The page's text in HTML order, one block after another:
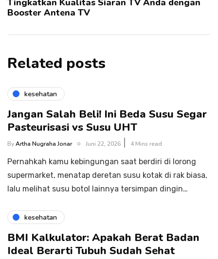
Tingkatkan Kualitas Siaran TV Anda dengan
Booster Antena TV
Related posts
kesehatan
Jangan Salah Beli! Ini Beda Susu Segar
Pasteurisasi vs Susu UHT
ByArtha Nugraha Jonar Juni 22, 2026 4 Mins read
Pernahkah kamu kebingungan saat berdiri di lorong
supermarket, menatap deretan susu kotak di rak biasa,
lalu melihat susu botol lainnya tersimpan dingin…
kesehatan
BMI Kalkulator: Apakah Berat Badan
Ideal Berarti Tubuh Sudah Sehat